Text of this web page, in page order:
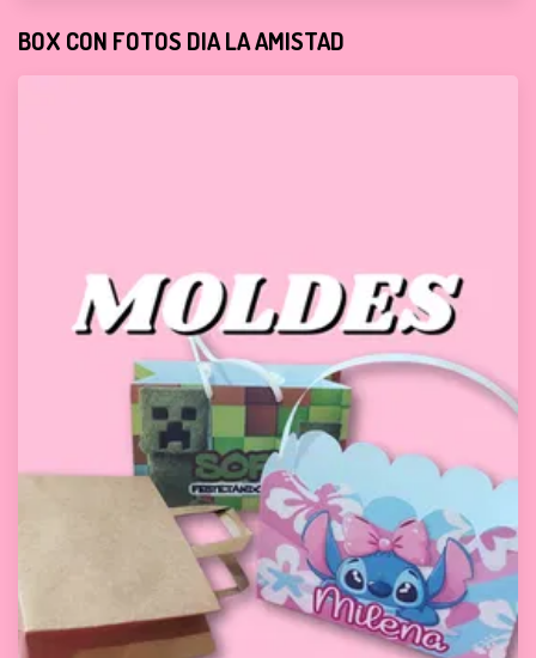
BOX CON FOTOS DIA LA AMISTAD